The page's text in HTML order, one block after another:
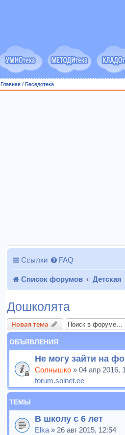
Главная/ Беседотека
Ссылки FAQ
Список форумов Детская
Дошколята
Новая тема
ОБЪЯВЛЕНИЯ
Не могу зайти на
Солнышко» 04 апр 2016,
forum.solnet.ee
ТЕМЫ
В школу с 6 лет
Elka» 26 авг 2015, 12:54